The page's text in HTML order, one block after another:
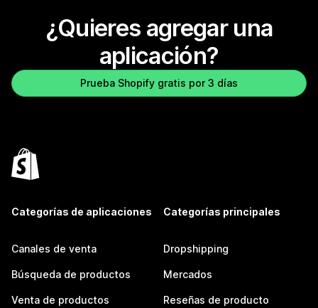
¿Quieres agregar una
aplicación?
Prueba Shopify gratis por 3 días
Categorías de aplicaciones
Canales de venta
Búsqueda de productos
Venta de productos
Categorías principales
Dropshipping
Mercados
Reseñas de producto